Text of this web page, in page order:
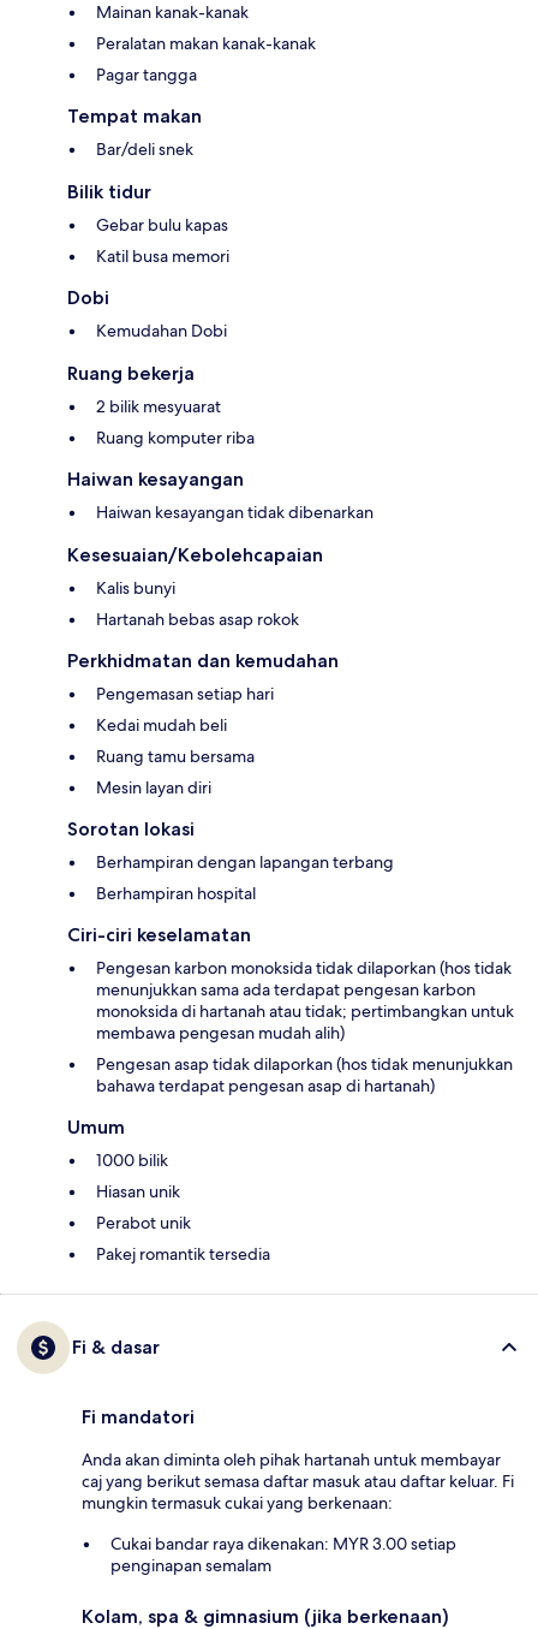
Mainan kanak-kanak
Peralatan makan kanak-kanak
Pagar tangga
Tempat makan
Bar/deli snek
Bilik tidur
Gebar bulu kapas
Katil busa memori
Dobi
Kemudahan Dobi
Ruang bekerja
2 bilik mesyuarat
Ruang komputer riba
Haiwan kesayangan
Haiwan kesayangan tidak dibenarkan
Kesesuaian/Kebolehcapaian
Kalis bunyi
Hartanah bebas asap rokok
Perkhidmatan dan kemudahan
Pengemasan setiap hari
Kedai mudah beli
Ruang tamu bersama
Mesin layan diri
Sorotan lokasi
Berhampiran dengan lapangan terbang
Berhampiran hospital
Ciri-ciri keselamatan
Pengesan karbon monoksida tidak dilaporkan (hos tidak
menunjukkan sama ada terdapat pengesan karbon
monoksida di hartanah atau tidak; pertimbangkan untuk
membawa pengesan mudah alih)
Pengesan asap tidak dilaporkan (hos tidak menunjukkan
bahawa terdapat pengesan asap di hartanah)
Umum
1000 bilik
Hiasan unik
Perabot unik
Pakej romantik tersedia
Fi & dasar
Fi mandatori
Anda akan diminta oleh pihak hartanah untuk membayar
caj yang berikut semasa daftar masuk atau daftar keluar. Fi
mungkin termasuk cukai yang berkenaan:
Cukai bandar raya dikenakan: MYR 3.00 setiap
penginapan semalam
Kolam, spa & gimnasium (jika berkenaan)